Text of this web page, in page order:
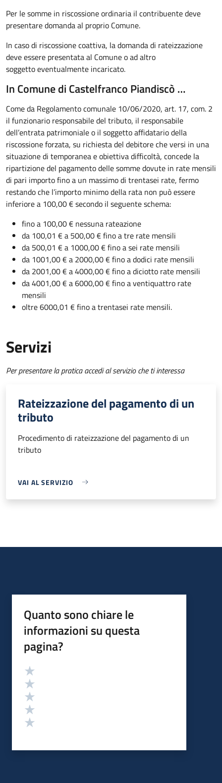
Per le somme in riscossione ordinaria il contribuente deve
presentare domanda al proprio Comune.
In caso di riscossione coattiva, la domanda di rateizzazione
deve essere presentata al Comune o ad altro
soggetto eventualmente incaricato.
In Comune di Castelfranco Piandiscò …
Come da Regolamento comunale 10/06/2020, art. 17, com. 2
il funzionario responsabile del tributo, il responsabile
dell’entrata patrimoniale o il soggetto affidatario della
riscossione forzata, su richiesta del debitore che versi in una
situazione di temporanea e obiettiva difficoltà, concede la
ripartizione del pagamento delle somme dovute in rate mensili
di pari importo fino a un massimo di trentasei rate, fermo
restando che l’importo minimo della rata non può essere
inferiore a 100,00 € secondo il seguente schema:
fino a 100,00 € nessuna rateazione
da 100,01 € a 500,00 € fino a tre rate mensili
da 500,01 € a 1000,00 € fino a sei rate mensili
da 1001,00 € a 2000,00 € fino a dodici rate mensili
da 2001,00 € a 4000,00 € fino a diciotto rate mensili
da 4001,00 € a 6000,00 € fino a ventiquattro rate
mensili
oltre 6000,01 € fino a trentasei rate mensili.
Servizi
Per presentare la pratica accedi al servizio che ti interessa
Rateizzazione del pagamento di un
tributo
Procedimento di rateizzazione del pagamento di un
tributo
VAI AL SERVIZIO
Quanto sono chiare le
informazioni su questa
pagina?
Valutazione